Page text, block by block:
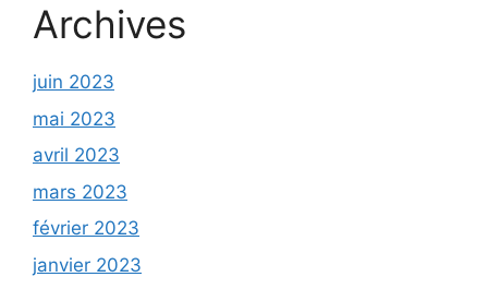
Archives
juin 2023
mai 2023
avril 2023
mars 2023
février 2023
janvier 2023